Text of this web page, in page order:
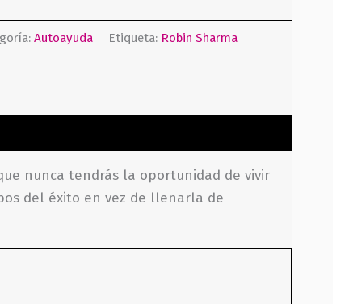
Autoayuda Etiqueta: Robin Sharma
nunca tendrás la oportunidad de vivir
del éxito en vez de llenarla de